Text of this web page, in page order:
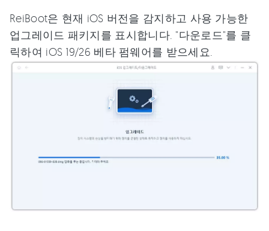
ReiBoot은 현재 iOS 버전을 감지하고 사용 가능한
업그레이드 패키지를 표시합니다. "다운로드"를 클
릭하여 iOS 19/26 베타 펌웨어를 받으세요.